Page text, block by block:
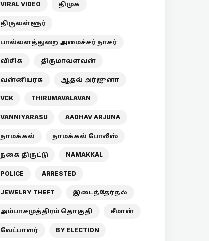
VIRAL VIDEO திமுக
திருவள்ளூர்
பால்வளத்துறை அமைச்சர் நாசர்
விசிக திருமாவளவன்
வன்னியரசு ஆதவ் அர்ஜுனா
VCK THIRUMAVALAVAN
VANNIYARASU AADHAV ARJUNA
நாமக்கல் நாமக்கல் போலீஸ்
நகை திருட்டு NAMAKKAL
POLICE ARRESTED
JEWELRY THEFT இடைத்தேர்தல்
அம்பாசமுத்திரம் தொகுதி சீமான்
வேட்பாளர் BY ELECTION